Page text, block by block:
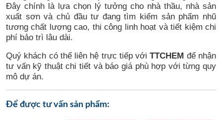
Đây chính là lựa chọn lý tưởng cho nhà thầu, nhà sản
xuất sơn và chủ đầu tư đang tìm kiếm sản phẩm nhũ
tương chất lượng cao, thi công linh hoạt và tiết kiệm chi
phí bảo trì lâu dài.
Quý khách có thể liên hệ trực tiếp vớiTTCHEM để nhận
tư vấn kỹ thuật chi tiết và báo giá phù hợp với từng quy
mô dự án.
Để được tư vấn sản phẩm: